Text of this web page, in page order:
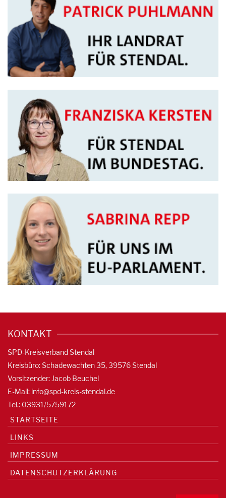
KONTAKT
SPD-Kreisverband Stendal
Kreisbüro: Schadewachten 35, 39576 Stendal
Vorsitzender: Jacob Beuchel
E-Mail: info@spd-kreis-stendal.de
Tel.: 03931/5759172
STARTSEITE
LINKS
IMPRESSUM
DATENSCHUTZERKLÄRUNG